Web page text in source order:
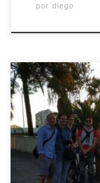
por diego
El quinto
vuestras
hora azul del
hora azul